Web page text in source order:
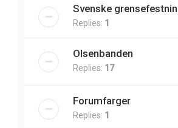
Svenske
Replies: 1
Olsenbanden
Replies: 17
Forumfarger
Replies: 1